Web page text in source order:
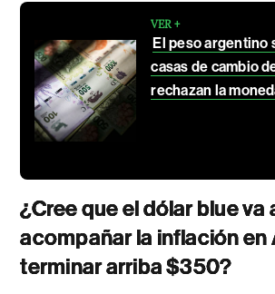
VER +
El peso argentino
casas de cambio
rechazan la
¿Cree que el dólar blue va
acompañar la inflación en
terminar arriba $350?